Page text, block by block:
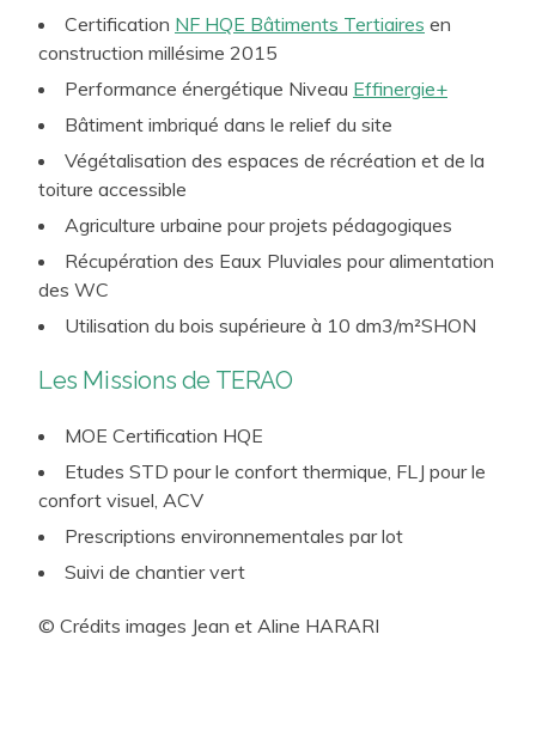
Sobriété et efficacité énergétique, recours aux ENR
Smartbuilding et connectivité, vs frugalité et économie
de moyens
Conception rationnelle et raisonnée, choix robustes
Démarche de suivi de la mise en exploitation
Energétique…)
Certification NF HQE Bâtiments Tertiaires en
construction millésime 2015
Performance énergétique Niveau Effinergie+
Bâtiment imbriqué dans le relief du site
Végétalisation des espaces de récréation et de la
toiture accessible
Agriculture urbaine pour projets pédagogiques
Récupération des Eaux Pluviales pour alimentation
des WC
Utilisation du bois supérieure à 10 dm3/m²SHON
Les Missions de TERAO
MOE Certification HQE
Etudes STD pour le confort thermique, FLJ pour le
confort visuel, ACV
Prescriptions environnementales par lot
Suivi de chantier vert
© Crédits images Jean et Aline HARARI